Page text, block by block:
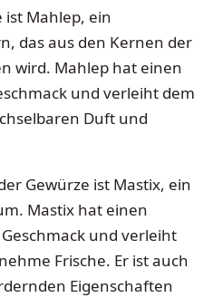
ist Mahlep, ein
das aus den Kernen der
wird. Mahlep hat einen
und verleiht dem
Duft und
Gewürze ist Mastix, ein
Mastix hat einen
und verleiht
Frische. Er ist auch
Eigenschaften